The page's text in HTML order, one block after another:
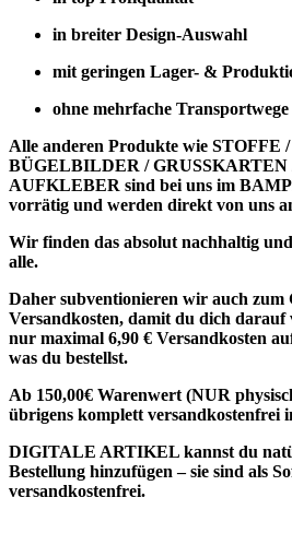
in breiter Design-Auswahl
mit geringen Lager- &
ohne mehrfache Transportwege
Alle anderen Produkte wie STOFFE
BÜGELBILDER /
AUFKLEBER sind bei uns im
vorrätig und werden direkt von uns
Wir finden das absolut nachhaltig
alle.
Daher subventionieren wir auch
Versandkosten, damit du dich darauf
nur maximal 6,90 € Versandkosten
was du bestellst.
Ab 150,00€ Warenwert (NUR
übrigens komplett versandkostenfrei
DIGITALE ARTIKEL kannst du
Bestellung hinzufügen – sie sind als
versandkostenfrei.